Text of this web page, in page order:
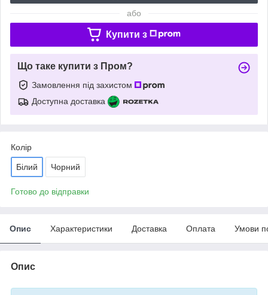
або
Купити з
Що таке купити з Пром?
Замовлення під захистом
Доступна доставка
Колір
Білий Чорний
Готово до відправки
Опис Характеристики Доставка Оплата Умови
Опис